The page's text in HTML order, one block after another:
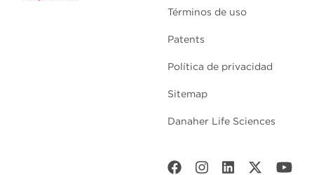
Términos de uso
Patents
Política de privacidad
Sitemap
Danaher Life Sciences